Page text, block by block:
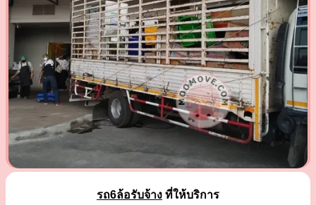
รถ6ล้อรับจ้าง ที่ให้บริการ